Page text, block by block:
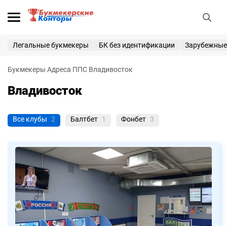
25 000 ₽
Букмекерские конторы
Приветственные бонусы
ВходРегистрация
Легальные букмекеры БК без идентификации
Букмекеры Адреса ППС Владивосток
Владивосток
Все клубы 2 Балтбет 1 Фонбет 3